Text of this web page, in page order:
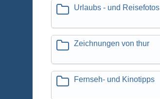
Urlaubs - und Reisefotos
Zeichnungen von thur
Fernseh- und Kinotipps